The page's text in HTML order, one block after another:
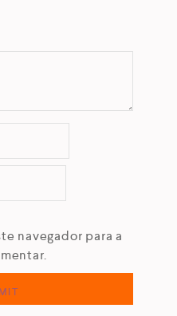
navegador para a